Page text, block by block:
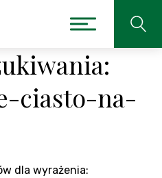
ciasto-na-
dla wyrażenia: